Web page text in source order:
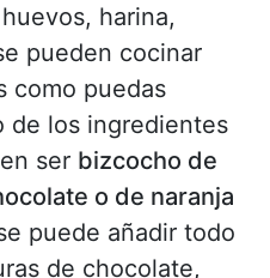
harina,
pueden cocinar
como puedas
de los ingredientes
ser bizcocho de
o de naranja
puede añadir todo
de chocolate,